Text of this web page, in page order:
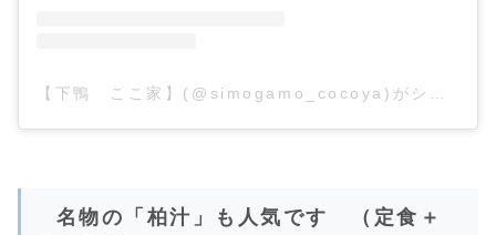
名物の「柏汁」も人気です （定食＋